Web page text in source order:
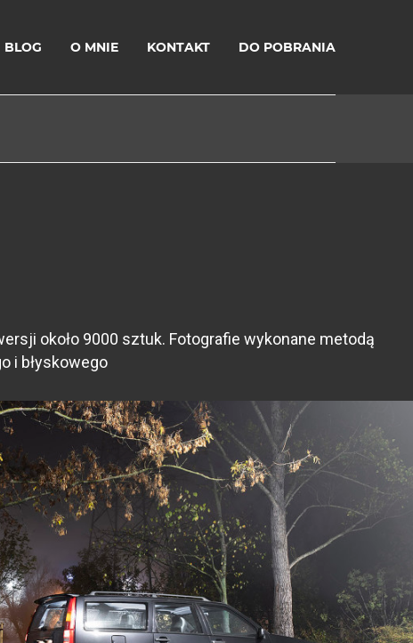
BLOG O MNIE KONTAKT DO POBRANIA
około 9000 sztuk. Fotografie wykonane metodą
i błyskowego